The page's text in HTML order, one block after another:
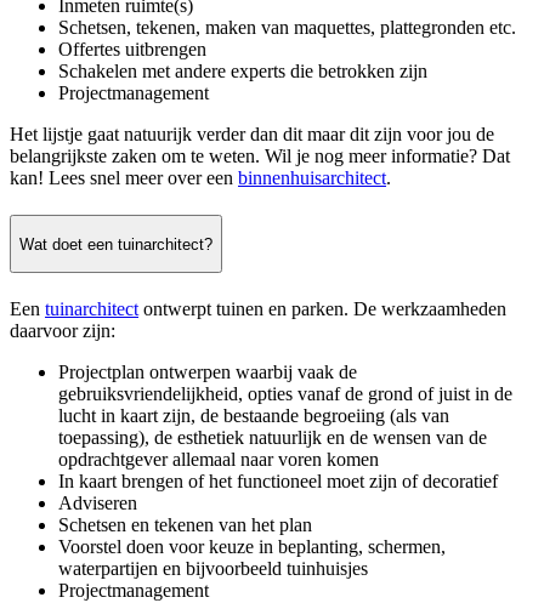
Inmeten ruimte(s)
Schetsen, tekenen, maken van maquettes, plattegronden etc.
Offertes uitbrengen
Schakelen met andere experts die betrokken zijn
Projectmanagement
Het lijstje gaat natuurijk verder dan dit maar dit zijn voor jou de
belangrijkste zaken om te weten. Wil je nog meer informatie? Dat
kan! Lees snel meer over een binnenhuisarchitect.
Wat doet een tuinarchitect?
Een tuinarchitect ontwerpt tuinen en parken. De werkzaamheden
daarvoor zijn:
Projectplan ontwerpen waarbij vaak de
gebruiksvriendelijkheid, opties vanaf de grond of juist in de
lucht in kaart zijn, de bestaande begroeiing (als van
toepassing), de esthetiek natuurlijk en de wensen van de
opdrachtgever allemaal naar voren komen
In kaart brengen of het functioneel moet zijn of decoratief
Adviseren
Schetsen en tekenen van het plan
Voorstel doen voor keuze in beplanting, schermen,
waterpartijen en bijvoorbeeld tuinhuisjes
Projectmanagement